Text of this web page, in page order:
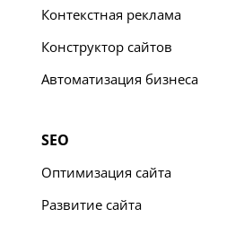
Контекстная реклама
Конструктор сайтов
Автоматизация бизнеса
SEO
Оптимизация сайта
Развитие сайта